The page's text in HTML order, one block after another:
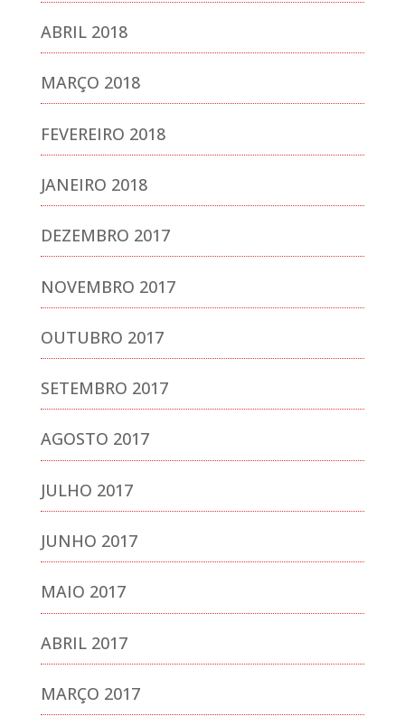
ABRIL 2018
MARÇO 2018
FEVEREIRO 2018
JANEIRO 2018
DEZEMBRO 2017
NOVEMBRO 2017
OUTUBRO 2017
SETEMBRO 2017
AGOSTO 2017
JULHO 2017
JUNHO 2017
MAIO 2017
ABRIL 2017
MARÇO 2017